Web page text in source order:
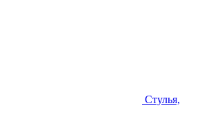
Стулья,